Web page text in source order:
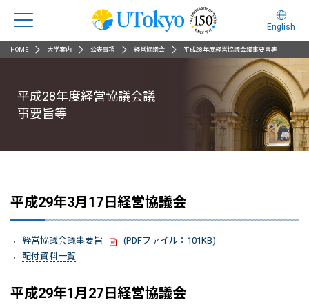
English
HOME 大学案内 公表事項 経営協議会 平成28年度経営協議会議事要旨等
平成28年度経営協議会議
事要旨等
平成29年3月17日経営協議会
経営協議会議事要旨
(PDFファイル：101KB)
配付資料一覧
平成29年1月27日経営協議会